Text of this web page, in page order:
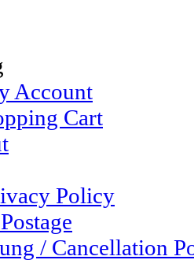
Account
Cart
Policy
/ Cancellation